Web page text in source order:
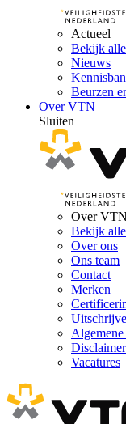
Actueel
Bekijk
Nieuws
Beurzen
Over VTN
Sluiten
Over VTN
Bekijk
Over ons
Ons team
Contact
Merken
Vacatures